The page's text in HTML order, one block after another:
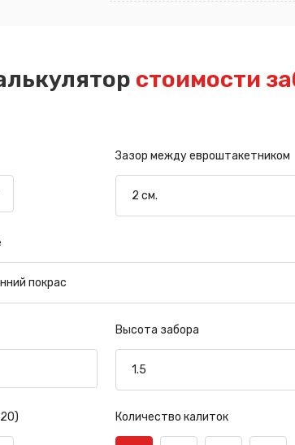
стоимости
Зазор между евроштакетником
Высота забора
Количество калиток